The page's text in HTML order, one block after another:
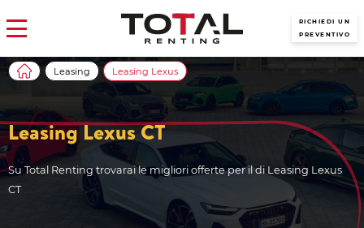
RICHIEDI UN
PREVENTIVO
Leasing Lexus CT
Su Total Renting trovarai le migliori offerte per il di Leasing Lexus
CT
Leasing Leasing Lexus